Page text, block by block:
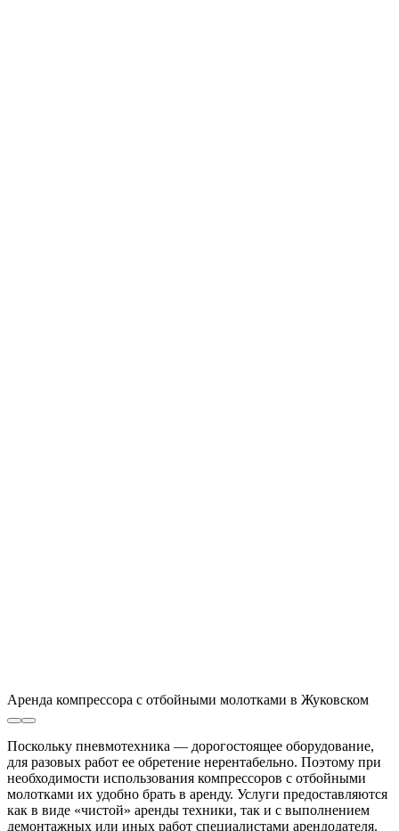
Аренда компрессора с отбойными молотками в Жуковском
Поскольку пневмотехника — дорогостоящее оборудование,
для разовых работ ее обретение нерентабельно. Поэтому при
необходимости использования компрессоров с отбойными
молотками их удобно брать в аренду. Услуги предоставляются
как в виде «чистой» аренды техники, так и с выполнением
демонтажных или иных работ специалистами арендодателя.